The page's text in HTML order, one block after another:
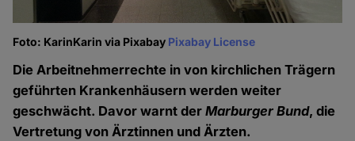
Foto: KarinKarin via Pixabay Pixabay License
Die Arbeitnehmerrechte in von kirchlichen Trägern
geführten Krankenhäusern werden weiter
geschwächt. Davor warnt derMarburger Bund, die
Vertretung von Ärztinnen und Ärzten.